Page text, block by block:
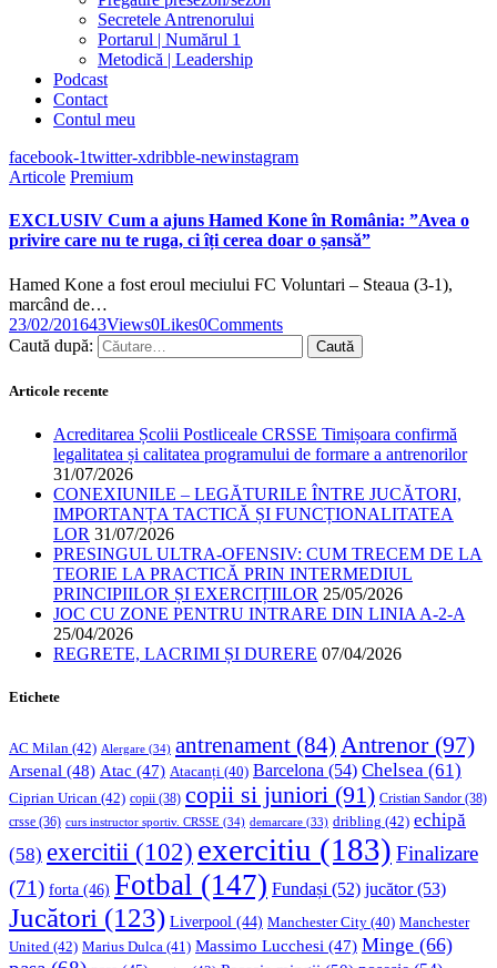
Secretele Antrenorului
Portarul | Numărul 1
Metodică | Leadership
Podcast
Contact
Contul meu
facebook-1twitter-xdribble-newinstagram
Articole Premium
EXCLUSIV Cum a ajuns Hamed Kone în România: ”Avea o
privire care nu te ruga, ci îți cerea doar o șansă”
Hamed Kone a fost eroul meciului FC Voluntari – Steaua (3-1),
marcând de…
23/02/201643Views0Likes0Comments
Caută după:
Articole recente
Acreditarea Școlii Postliceale CRSSE Timișoara confirmă
legalitatea și calitatea programului de formare a antrenorilor
31/07/2026
CONEXIUNILE – LEGĂTURILE ÎNTRE JUCĂTORI,
IMPORTANȚA TACTICĂ ȘI FUNCȚIONALITATEA
LOR 31/07/2026
PRESINGUL ULTRA-OFENSIV: CUM TRECEM DE LA
TEORIE LA PRACTICĂ PRIN INTERMEDIUL
PRINCIPIILOR ȘI EXERCIȚIILOR 25/05/2026
JOC CU ZONE PENTRU INTRARE DIN LINIA A-2-A
25/04/2026
REGRETE, LACRIMI ȘI DURERE 07/04/2026
Etichete
AC Milan (42) Alergare (34) antrenament (84) Antrenor(97)
Arsenal (48) Atac (47) Atacanți (40) Barcelona (54) Chelsea (61)
Ciprian Urican (42) copii (38) copii si juniori (91) Cristian Sandor (38)
crsse (36) curs instructor sportiv. CRSSE (34) demarcare (33) dribling (42) echipă
(58) exercitii (102) exercitiu (183) Finalizare
(71) forta (46) Fotbal (147) Fundași (52) jucător(53)
Jucători (123) Liverpool (44) Manchester City (40) Manchester
United (42) Marius Dulca (41) Massimo Lucchesi (47) Minge (66)